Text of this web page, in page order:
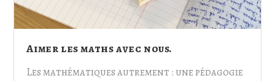
Aimer les maths avec nous.
Les mathématiques autrement : une pédagogie